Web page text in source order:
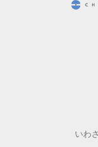
いわ